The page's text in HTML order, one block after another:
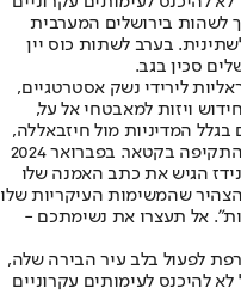
לשהות בירושלים המערבית
בערב לשתות כוס יין
סכין בגב.
לירידי נשק אסטרטגיים,
ויזות למאבטחי אל על,
בגלל המדיניות מול חיזבאללה,
פעם המדיניות ביו"ש, פעם עזה ופעם על התקיפה בקטאר. בפברואר 2024
הגיש את כתב האמנה שלו
שהמשימות העיקריות שלו
אל תעצרו את נשימתכם -
לפעול בלב עיר הבירה שלה,
להיכנס לעימותים עקרוניים